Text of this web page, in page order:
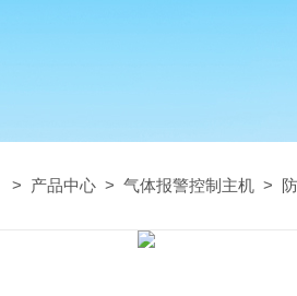
> 产品中心 > 气体报警控制主机 >